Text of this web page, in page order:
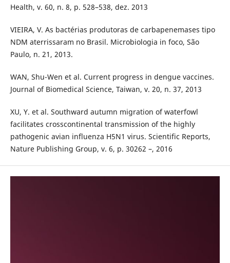
Health, v. 60, n. 8, p. 528–538, dez. 2013
VIEIRA, V. As bactérias produtoras de carbapenemases tipo
NDM aterrissaram no Brasil. Microbiologia in foco, São
Paulo, n. 21, 2013.
WAN, Shu-Wen et al. Current progress in dengue vaccines.
Journal of Biomedical Science, Taiwan, v. 20, n. 37, 2013
XU, Y. et al. Southward autumn migration of waterfowl
facilitates crosscontinental transmission of the highly
pathogenic avian influenza H5N1 virus. Scientific Reports,
Nature Publishing Group, v. 6, p. 30262 –, 2016